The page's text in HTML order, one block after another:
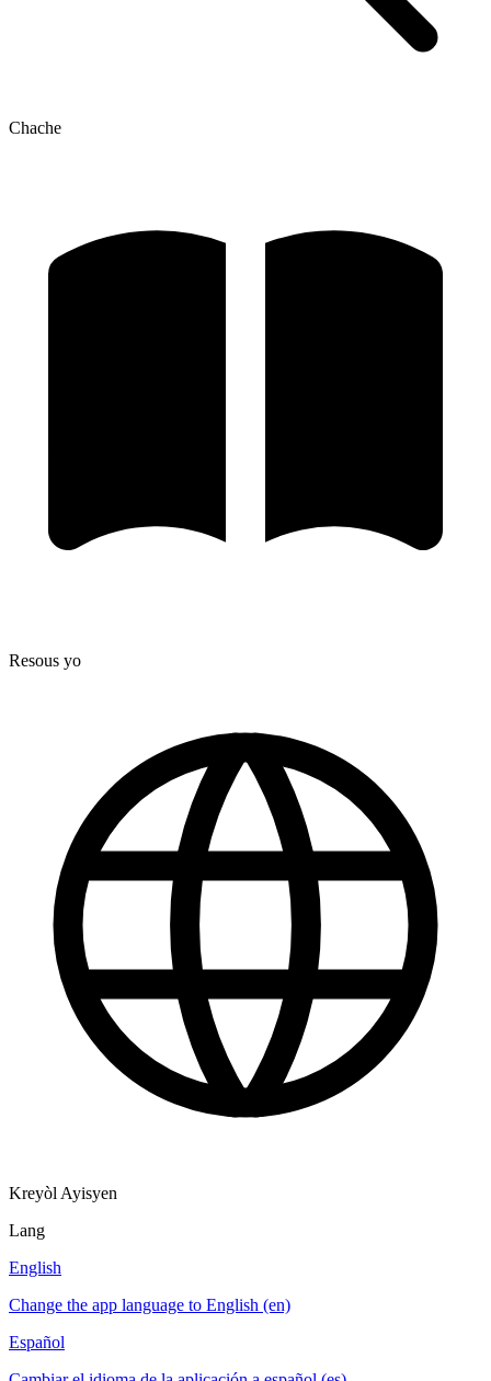
Chache
Resous yo
Kreyòl Ayisyen
Lang
English
Change the app language to English (en)
Español